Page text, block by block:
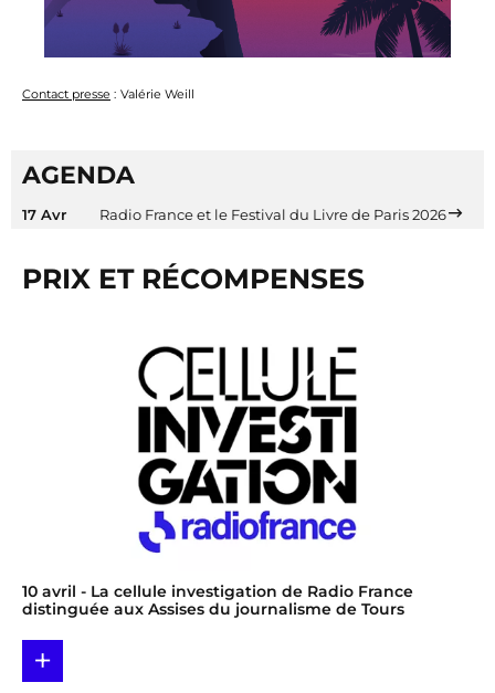
Contact presse : Valérie Weill
AGENDA
17 Avr Radio France et le Festival du Livre de Paris 2026
PRIX ET RÉCOMPENSES
10 avril - La cellule investigation de Radio France
distinguée aux Assises du journalisme de Tours
+